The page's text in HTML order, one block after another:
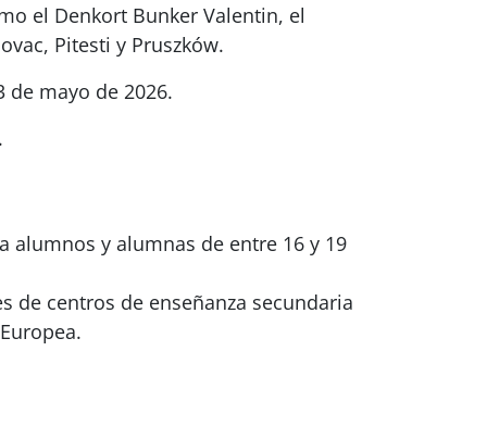
el Denkort Bunker Valentin, el
Pitesti y Pruszków.
mayo de 2026.
alumnos y alumnas de entre 16 y 19
de centros de enseñanza secundaria